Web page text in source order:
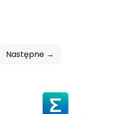
Następne →